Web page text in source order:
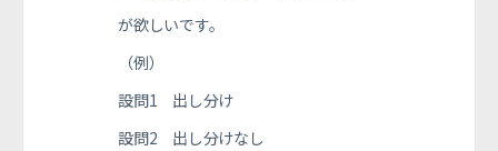
が欲しいです。
（例）
設問1 出し分け
設問2 出し分けなし